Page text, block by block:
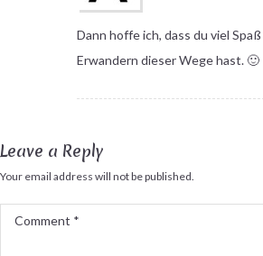
Dann hoffe ich, dass du viel
Erwandern dieser Wege hast. 🙂
Leave a Reply
Your email address will not be published.
Comment